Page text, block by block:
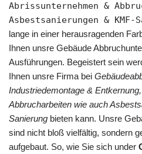
Abrissunternehmen &
Asbestsanierungen & KMF-
lange in einer herausragenden
Ihnen unsre Gebäude
Ausführungen. Begeistert sein
Ihnen unsre Firma bei
Industriedemontage &
Abbrucharbeiten wie auch
Sanierung bieten kann. Unsre
sind nicht bloß vielfältig, sondern
aufgebaut. So, wie Sie sich under